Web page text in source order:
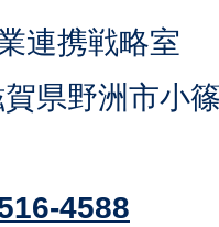
連携戦略室
県野洲市小
4588